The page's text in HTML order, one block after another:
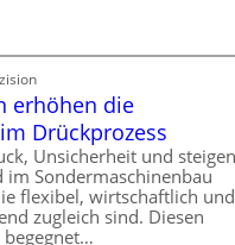
erhöhen die
Drückprozess
Unsicherheit und
Sondermaschinenbau
flexibel, wirtschaftlich und
zugleich sind. Diesen